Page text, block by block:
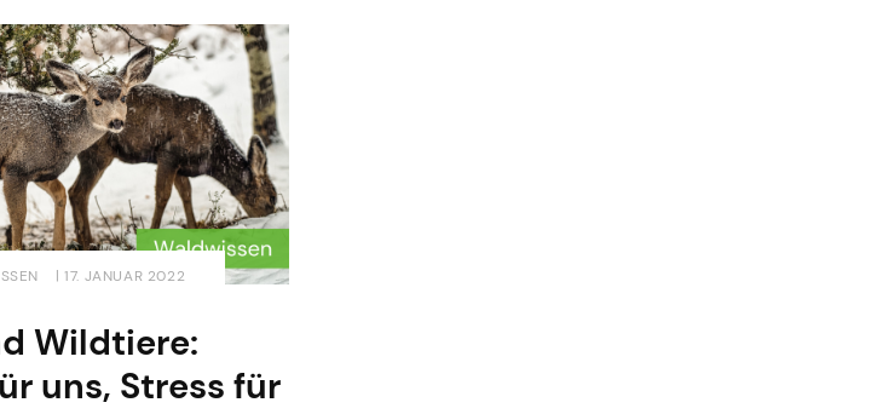
| 17. JANUAR 2022
Wildtiere:
uns, Stress für